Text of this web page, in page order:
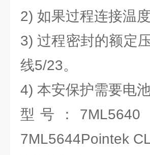
2) 如果过程连接温
3) 过程密封的额定
线5/23。
4) 本安保护需要电
型号：7ML5640
7ML5644Pointek